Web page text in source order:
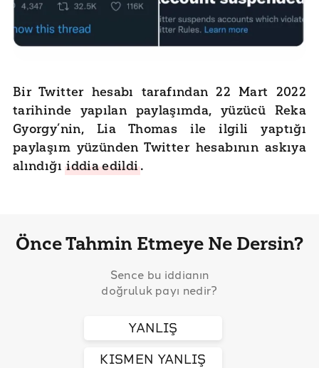
Bir Twitter hesabı tarafından 22 Mart 2022
tarihinde yapılan paylaşımda, yüzücü Reka
Gyorgy’nin, Lia Thomas ile ilgili yaptığı
paylaşım yüzünden Twitter hesabının askıya
alındığıiddia edildi.
Önce Tahmin Etmeye Ne Dersin?
Sence bu iddianın
doğruluk payı nedir?
YANLIŞ
KISMEN YANLIŞ